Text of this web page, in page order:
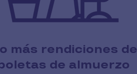
más rendiciones de
de almuerzo